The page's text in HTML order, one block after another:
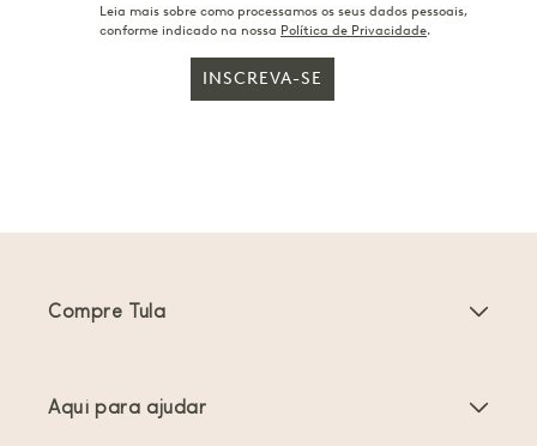
Leia mais sobre como processamos os seus dados pessoais,
conforme indicado na nossa Política de Privacidade.
INSCREVA-SE
Compre Tula
Aqui para ajudar